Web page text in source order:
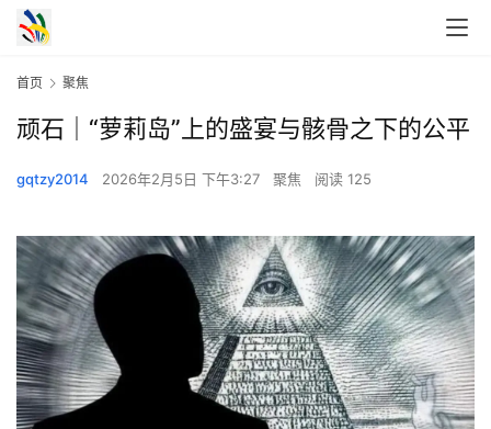
首页 聚焦
顽石｜“萝莉岛”上的盛宴与骸骨之下的公平
gqtzy2014 2026年2月5日 下午3:27 聚焦 阅读 125